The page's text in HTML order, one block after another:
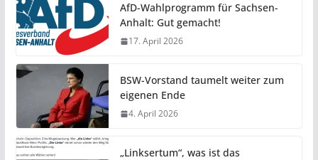
AfD-Wahlprogramm für Sachsen-
Anhalt: Gut gemacht!
17. April 2026
BSW-Vorstand taumelt weiter zum
eigenen Ende
4. April 2026
„Linksertum“, was ist das